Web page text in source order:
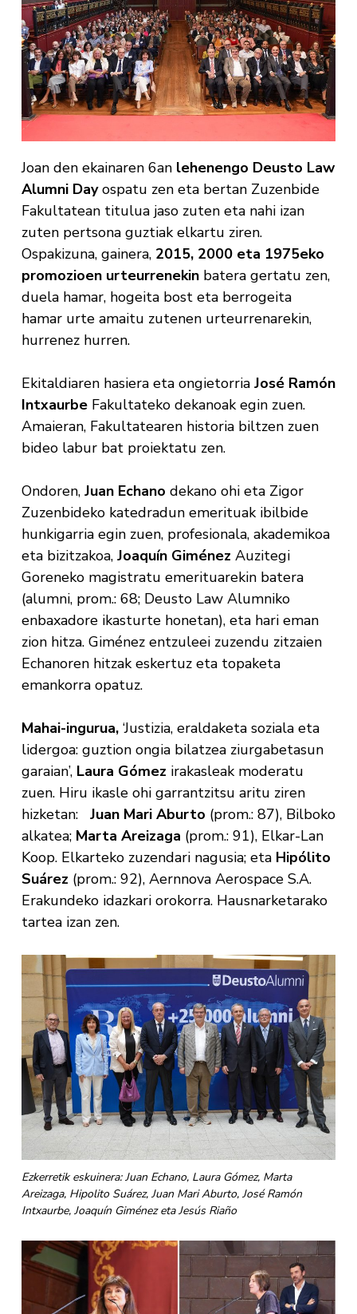
Joan den ekainaren 6an lehenengo Deusto Law
Alumni Dayospatu zen eta bertan Zuzenbide
Fakultatean titulua jaso zuten eta nahi izan
zuten pertsona guztiak elkartu ziren.
Ospakizuna, gainera, 2015, 2000 eta 1975eko
promozioen urteurrenekinbatera gertatu zen,
duela hamar, hogeita bost eta berrogeita
hamar urte amaitu zutenen urteurrenarekin,
hurrenez hurren.
Ekitaldiaren hasiera eta ongietorria José Ramón
Intxaurbe Fakultateko dekanoak egin zuen.
Amaieran, Fakultatearen historia biltzen zuen
bideo labur bat proiektatu zen.
Ondoren, Juan Echano dekano ohi eta Zigor
Zuzenbideko katedradun emerituak ibilbide
hunkigarria egin zuen, profesionala, akademikoa
eta bizitzakoa, Joaquín Giménez Auzitegi
Goreneko magistratu emerituarekin batera
(alumni, prom.: 68; Deusto Law Alumniko
enbaxadore ikasturte honetan), eta hari eman
zion hitza. Giménez entzuleei zuzendu zitzaien
Echanoren hitzak eskertuz eta topaketa
emankorra opatuz.
Mahai-ingurua,‘Justizia, eraldaketa soziala eta
lidergoa: guztion ongia bilatzea ziurgabetasun
garaian’, Laura Gómez irakasleak moderatu
zuen. Hiru ikasle ohi garrantzitsu aritu ziren
hizketan: Juan Mari Aburto (prom.: 87), Bilboko
alkatea; Marta Areizaga (prom.: 91), Elkar-Lan
Koop. Elkarteko zuzendari nagusia; eta Hipólito
Suárez (prom.: 92), Aernnova Aerospace S.A.
Erakundeko idazkari orokorra. Hausnarketarako
tartea izan zen.
Ezkerretik eskuinera: Juan Echano, Laura Gómez, Marta
Areizaga, Hipolito Suárez, Juan Mari Aburto, José Ramón
Intxaurbe, Joaquín Giménez eta Jesús Riaño